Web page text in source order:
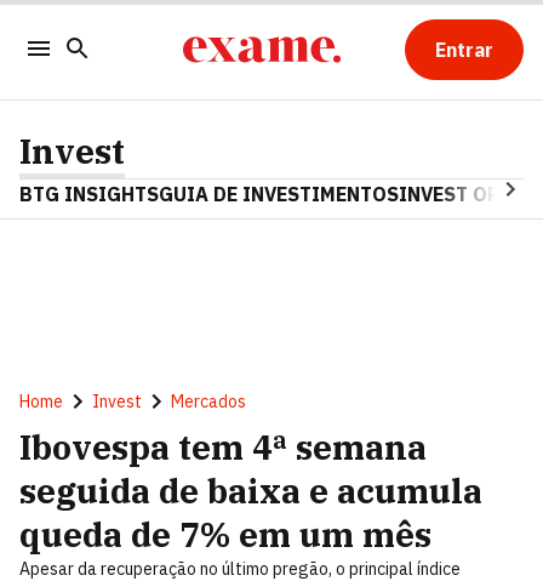
Entrar
Invest
BTG INSIGHTSGUIA DE INVESTIMENTOSINVEST OPINA
Home Invest Mercados
Ibovespa tem 4ª semana
seguida de baixa e acumula
queda de 7% em um mês
Apesar da recuperação no último pregão, o principal índice